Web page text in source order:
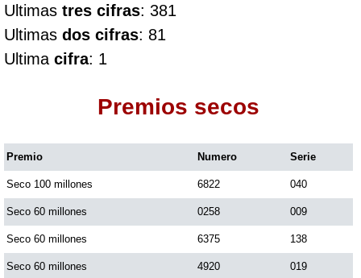
Culona día
Culona noche
Dorado Mañana
Dorado Noche
Fantástica Día
Ultimas tres cifras: 381
Ultimas dos cifras: 81
Ultima cifra: 1
Premios secos
Premio Numero Serie
Seco 100 millones 6822 040
Seco 60 millones 0258 009
Seco 60 millones 6375 138
Seco 60 millones 4920 019